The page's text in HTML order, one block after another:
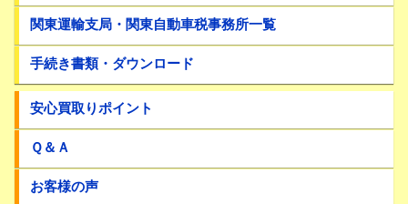
関東運輸支局・関東自動車税事務所一覧
手続き書類・ダウンロード
安心買取りポイント
Ｑ＆Ａ
お客様の声